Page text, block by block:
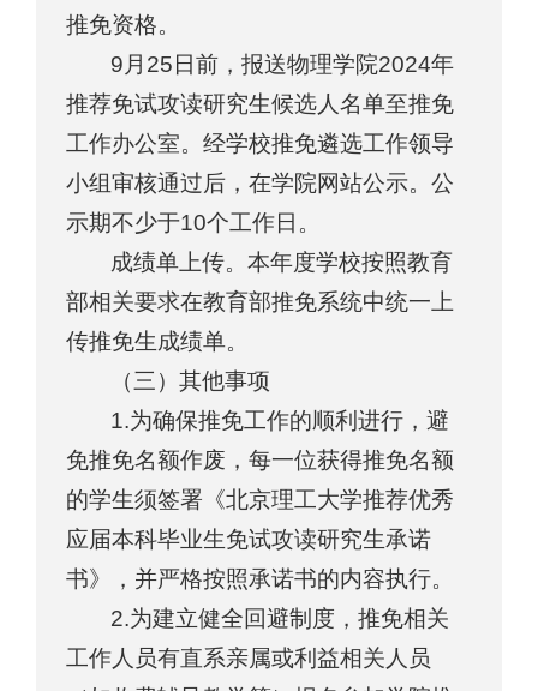
推免资格。
9月25日前，报送物理学院2024年
推荐免试攻读研究生候选人名单至推免
工作办公室。经学校推免遴选工作领导
小组审核通过后，在学院网站公示。公
示期不少于10个工作日。
成绩单上传。本年度学校按照教育
部相关要求在教育部推免系统中统一上
传推免生成绩单。
（三）其他事项
1.为确保推免工作的顺利进行，避
免推免名额作废，每一位获得推免名额
的学生须签署《北京理工大学推荐优秀
应届本科毕业生免试攻读研究生承诺
书》，并严格按照承诺书的内容执行。
2.为建立健全回避制度，推免相关
工作人员有直系亲属或利益相关人员